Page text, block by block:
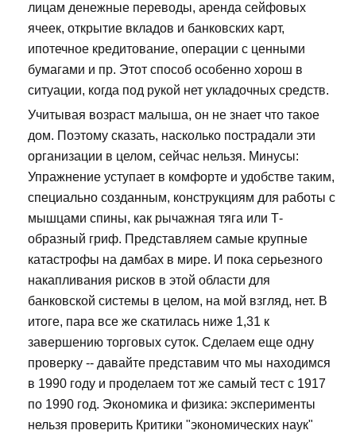
лицам денежные переводы, аренда сейфовых
ячеек, открытие вкладов и банковских карт,
ипотечное кредитование, операции с ценными
бумагами и пр. Этот способ особенно хорош в
ситуации, когда под рукой нет укладочных средств.
Учитывая возраст малыша, он не знает что такое
дом. Поэтому сказать, насколько пострадали эти
организации в целом, сейчас нельзя. Минусы:
Упражнение уступает в комфорте и удобстве таким,
специально созданным, конструкциям для работы с
мышцами спины, как рычажная тяга или Т-
образный гриф. Представляем самые крупные
катастрофы на дамбах в мире. И пока серьезного
накапливания рисков в этой области для
банковской системы в целом, на мой взгляд, нет. В
итоге, пара все же скатилась ниже 1,31 к
завершению торговых суток. Сделаем еще одну
проверку -- давайте представим что мы находимся
в 1990 году и проделаем тот же самый тест с 1917
по 1990 год. Экономика и физика: эксперименты
нельзя проверить Критики "экономических наук"